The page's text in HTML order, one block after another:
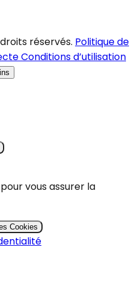
réservés. Politique de
Conditions d’utilisation
vous assurer la
Cookies